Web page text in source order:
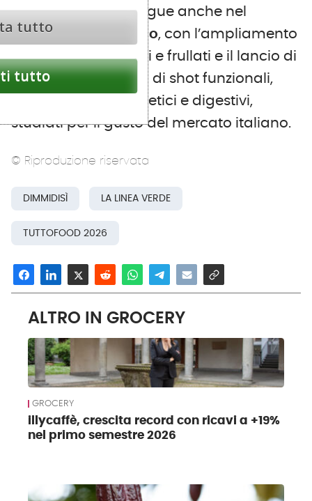
L’innovazione prosegue anche nel
beverage salutistico, con l’ampliamento
della linea di estratti e frullati e il lancio di
una nuova gamma di shot funzionali,
antiossidanti, energetici e digestivi,
studiati per il gusto del mercato italiano.
© Riproduzione riservata
DIMMIDISÌ LA LINEA VERDE
TUTTOFOOD 2026
ALTRO IN GROCERY
GROCERY
illycaffè, crescita record con ricavi a +19%
nel primo semestre 2026
tutto
tutto